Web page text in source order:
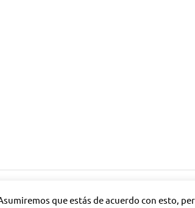
que estás de acuerdo con esto,